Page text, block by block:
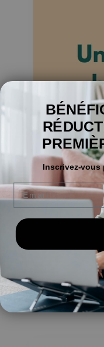
Inscrivez-
Email